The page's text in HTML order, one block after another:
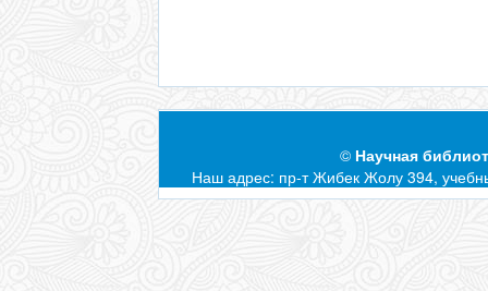
© Научная
Наш адрес: пр-т Жибек Жолу 394,